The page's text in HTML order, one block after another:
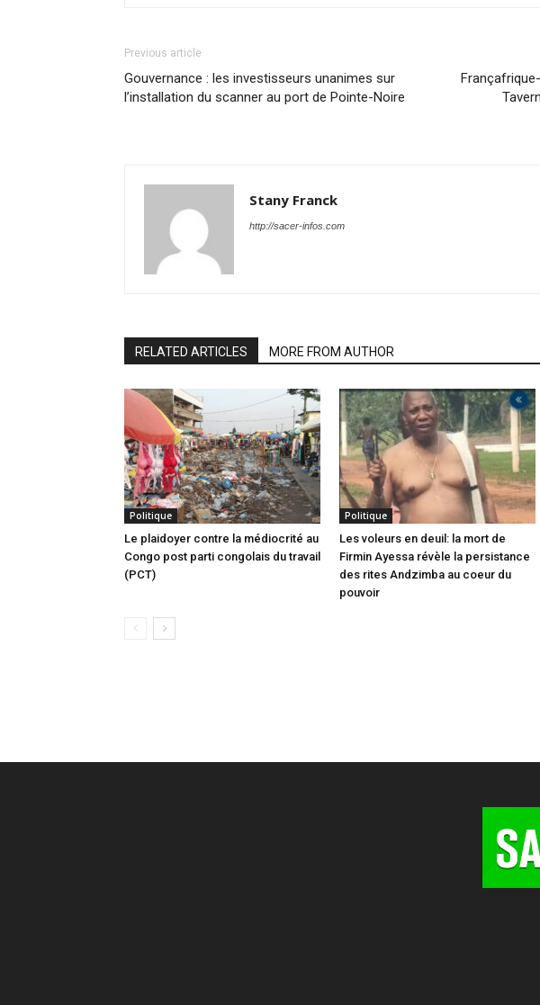
Previous article
Gouvernance : les investisseurs unanimes sur
l’installation du scanner au port de Pointe-Noire
Stany Franck
http://sacer-infos.com
RELATED ARTICLES MORE FROM AUTHOR
Politique
Le plaidoyer contre la médiocrité au
Congo post parti congolais du travail
(PCT)
Politique
Les voleurs en deuil: la mort de
Firmin Ayessa révèle la persistance
des rites Andzimba au coeur du
pouvoir